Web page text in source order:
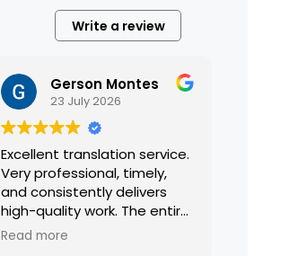
Write a review
Gerson Montes
23 July 2026
Excellent translation service.
Very professional, timely,
and consistently delivers
high-quality work. The entire
process was smooth and
Read more